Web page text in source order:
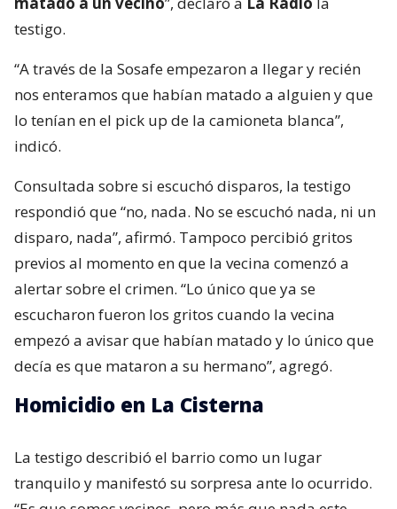
testigo.
“A través de la Sosafe empezaron a llegar y recién
nos enteramos que habían matado a alguien y que
lo tenían en el pick up de la camioneta blanca”,
indicó.
Consultada sobre si escuchó disparos, la testigo
respondió que “no, nada. No se escuchó nada, ni un
disparo, nada”, afirmó. Tampoco percibió gritos
previos al momento en que la vecina comenzó a
alertar sobre el crimen. “Lo único que ya se
escucharon fueron los gritos cuando la vecina
empezó a avisar que habían matado y lo único que
decía es que mataron a su hermano”, agregó.
Homicidio en La Cisterna
La testigo describió el barrio como un lugar
tranquilo y manifestó su sorpresa ante lo ocurrido.